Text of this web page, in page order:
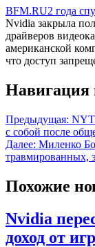
BFM.RU2 года
Nvidia закрыла
драйверов
американской
что доступ
Навигация
Предыдущая:
с собой после
Далее: Миленко
травмированных,
Похожие
Nvidia
доход от